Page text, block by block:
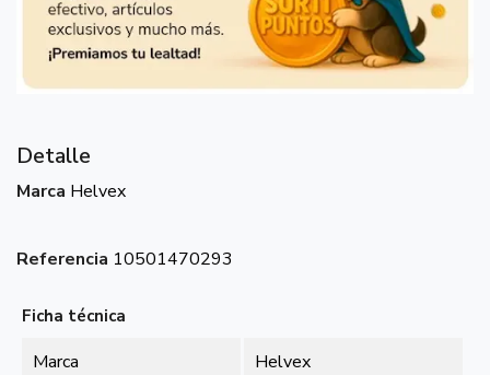
Detalle
Marca Helvex
Referencia 10501470293
Ficha técnica
Marca Helvex